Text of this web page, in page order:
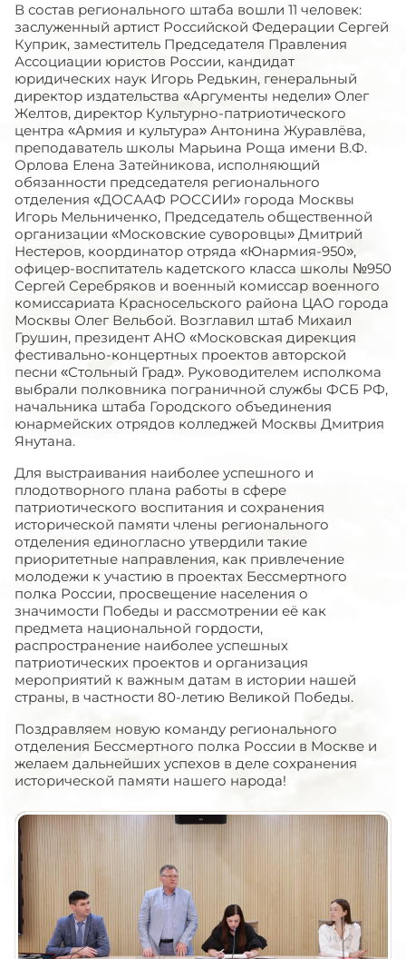
В состав регионального штаба вошли 11 человек:
заслуженный артист Российской Федерации Сергей
Куприк, заместитель Председателя Правления
Ассоциации юристов России, кандидат
юридических наук Игорь Редькин, генеральный
директор издательства «Аргументы недели» Олег
Желтов, директор Культурно-патриотического
центра «Армия и культура» Антонина Журавлёва,
преподаватель школы Марьина Роща имени В.Ф.
Орлова Елена Затейникова, исполняющий
обязанности председателя регионального
отделения «ДОСААФ РОССИИ» города Москвы
Игорь Мельниченко, Председатель общественной
организации «Московские суворовцы» Дмитрий
Нестеров, координатор отряда «Юнармия-950»,
офицер-воспитатель кадетского класса школы №950
Сергей Серебряков и военный комиссар военного
комиссариата Красносельского района ЦАО города
Москвы Олег Вельбой. Возглавил штаб Михаил
Грушин, президент АНО «Московская дирекция
фестивально-концертных проектов авторской
песни «Стольный Град». Руководителем исполкома
выбрали полковника пограничной службы ФСБ РФ,
начальника штаба Городского объединения
юнармейских отрядов колледжей Москвы Дмитрия
Янутана.
Для выстраивания наиболее успешного и
плодотворного плана работы в сфере
патриотического воспитания и сохранения
исторической памяти члены регионального
отделения единогласно утвердили такие
приоритетные направления, как привлечение
молодежи к участию в проектах Бессмертного
полка России, просвещение населения о
значимости Победы и рассмотрении её как
предмета национальной гордости,
распространение наиболее успешных
патриотических проектов и организация
мероприятий к важным датам в истории нашей
страны, в частности 80-летию Великой Победы.
Поздравляем новую команду регионального
отделения Бессмертного полка России в Москве и
желаем дальнейших успехов в деле сохранения
исторической памяти нашего народа!